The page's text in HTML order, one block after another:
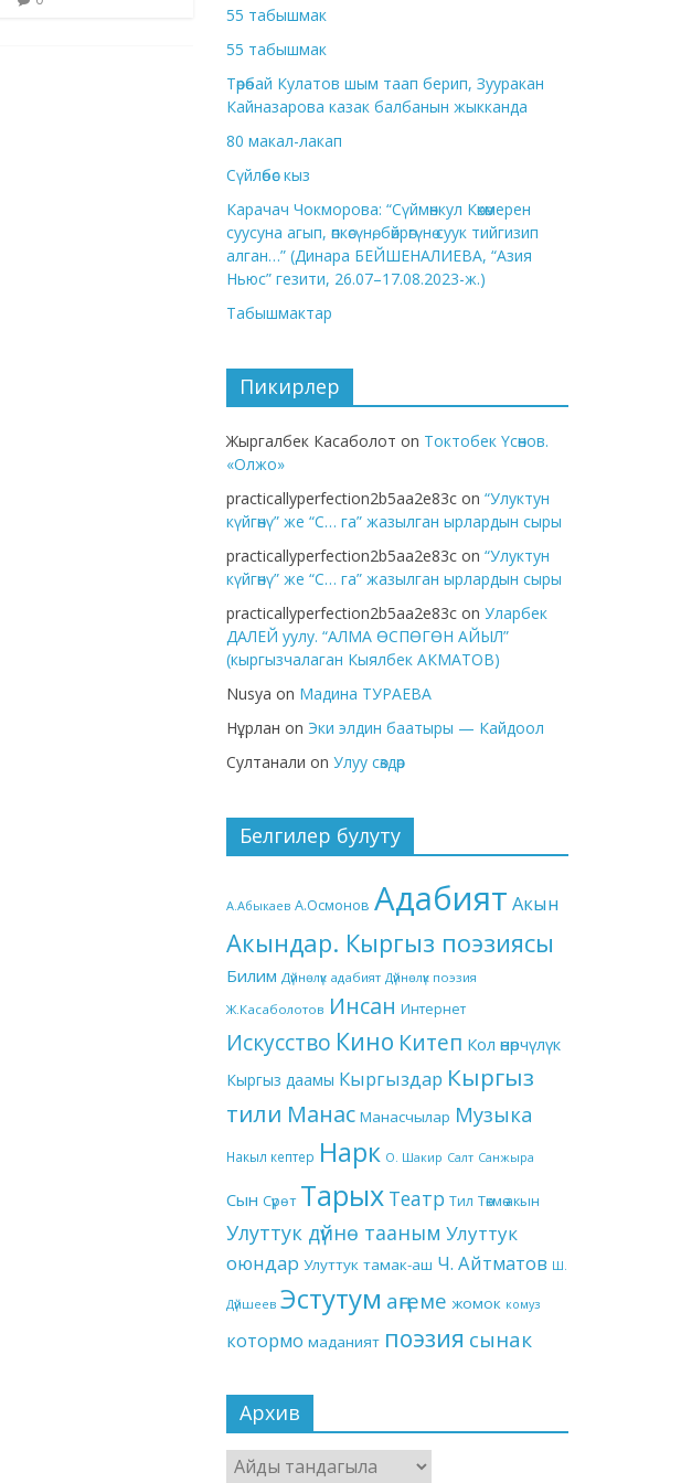
55 табышмак
55 табышмак
Төрөбай Кулатов шым таап берип, Зууракан
Кайназарова казак балбанын жыкканда
80 макал-лакап
Сүйлөбөс кыз
Карачач Чокморова: “Сүймөнкул Көкөмерен
суусуна агып, өпкөсүнө, бөйрөгүнө суук тийгизип
алган…” (Динара БЕЙШЕНАЛИЕВА, “Азия
Ньюс” гезити, 26.07–17.08.2023-ж.)
Табышмактар
Пикирлер
Жыргалбек Касаболот on Токтобек Үсөнов.
«Олжо»
practicallyperfection2b5aa2e83c on “Улуктун
күйгөнү” же “С… га” жазылган ырлардын сыры
practicallyperfection2b5aa2e83c on “Улуктун
күйгөнү” же “С… га” жазылган ырлардын сыры
practicallyperfection2b5aa2e83c on Уларбек
ДАЛЕЙ уулу. “АЛМА ӨСПӨГӨН АЙЫЛ”
(кыргызчалаган Кыялбек АКМАТОВ)
Nusya on Мадина ТУРАЕВА
Нұрлан on Эки элдин баатыры — Кайдоол
Султанали on Улуу сөздөр
Белгилер булуту
А.Абыкаев А.Осмонов Адабият Акын
Акындар. Кыргыз поэзиясы
Билим Дүйнөлүк адабият Дүйнөлүк поэзия
Ж.Касаболотов Инсан Интернет
Искусство Кино Китеп Кол өнөрчүлүк
Кыргыз даамы Кыргыздар Кыргыз
тили Манас Манасчылар Музыка
Накыл кептер Нарк О. Шакир Салт Санжыра
Сын Сүрөт Тарых Театр Тил Төкмө акын
Улуттук дүйнө тааным Улуттук
оюндар Улуттук тамак-аш Ч. Айтматов Ш.
Дүйшеев Эстутум аңгеме жомок комуз
котормо маданият поэзия сынак
Архив
Архив